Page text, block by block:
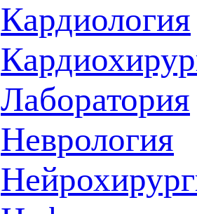
Кардиология
Лаборатория
Неврология